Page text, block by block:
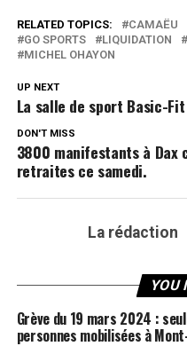
RELATED TOPICS: CAMAËU
GO SPORTS
LIQUIDATION
MICHEL OHAYON
UP NEXT
La salle de sport Basic-
DON'T MISS
3800 manifestants à
retraites ce samedi.
La rédaction
YOU
Grève du 19 mars 2024 :
personnes mobilisées à